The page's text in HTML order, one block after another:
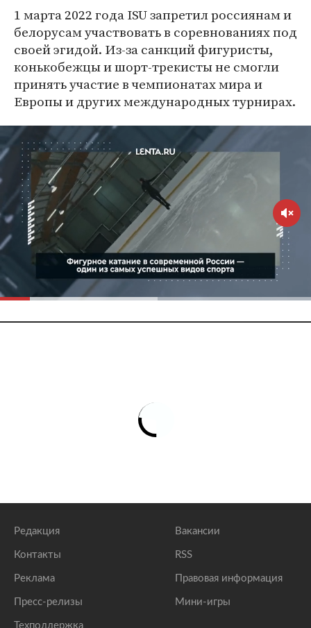
1 марта 2022 года ISU запретил россиянам и
белорусам участвовать в соревнованиях под
своей эгидой. Из-за санкций фигуристы,
конькобежцы и шорт-трекисты не смогли
принять участие в чемпионатах мира и
Европы и других международных турнирах.
Редакция
Контакты
Реклама
Пресс-релизы
Техподдержка
Вакансии
RSS
Правовая информация
Мини-игры